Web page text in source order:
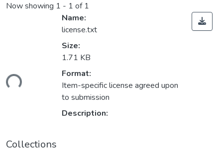
Now showing 1 - 1 of 1
Loading...
Name:
license.txt
Size:
1.71 KB
Format:
Item-specific license agreed upon
to submission
Description:
Collections